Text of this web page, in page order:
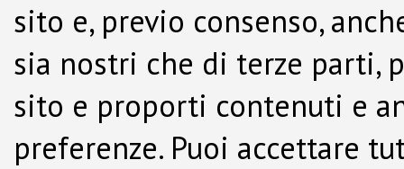
sito e, previo consenso,
sia nostri che di terze parti,
sito e proporti contenuti e
preferenze. Puoi accettare